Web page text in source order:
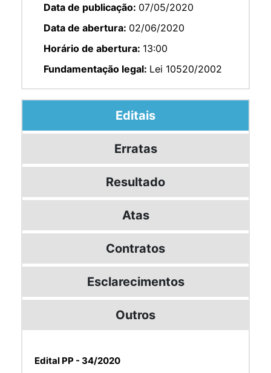
Data de publicação: 07/05/2020
Data de abertura: 02/06/2020
Horário de abertura: 13:00
Fundamentação legal: Lei 10520/2002
Editais
Erratas
Resultado
Atas
Contratos
Esclarecimentos
Outros
Edital PP - 34/2020